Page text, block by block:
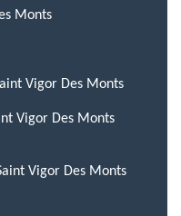
Monts
Vigor Des Monts
Vigor Des Monts
Vigor Des Monts